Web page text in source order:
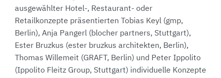
ausgewählter Hotel-, Restaurant- oder
Retailkonzepte präsentierten Tobias Keyl (gmp,
Berlin), Anja Pangerl (blocher partners, Stuttgart),
Ester Bruzkus (ester bruzkus architekten, Berlin),
Thomas Willemeit (GRAFT, Berlin) und Peter Ippolito
(Ippolito Fleitz Group, Stuttgart) individuelle Konzepte